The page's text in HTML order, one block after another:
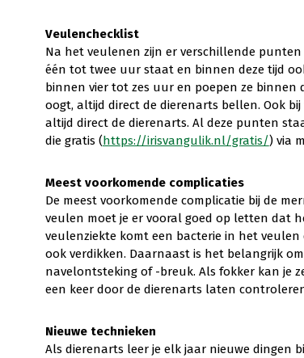
Veulenchecklist
Na het veulenen zijn er verschillende
één tot twee uur staat en binnen deze tijd
binnen vier tot zes uur en poepen ze
oogt, altijd direct de dierenarts bellen. Ook
altijd direct de dierenarts. Al deze punten
die gratis (https://irisvangulik.nl/gratis/) via
Meest voorkomende complicaties
De meest voorkomende complicatie bij de
veulen moet je er vooral goed op letten dat
veulenziekte komt een bacterie in het
ook verdikken. Daarnaast is het belangrijk
navelontsteking of -breuk. Als fokker kan je
een keer door de dierenarts laten
Nieuwe technieken
Als dierenarts leer je elk jaar nieuwe dingen